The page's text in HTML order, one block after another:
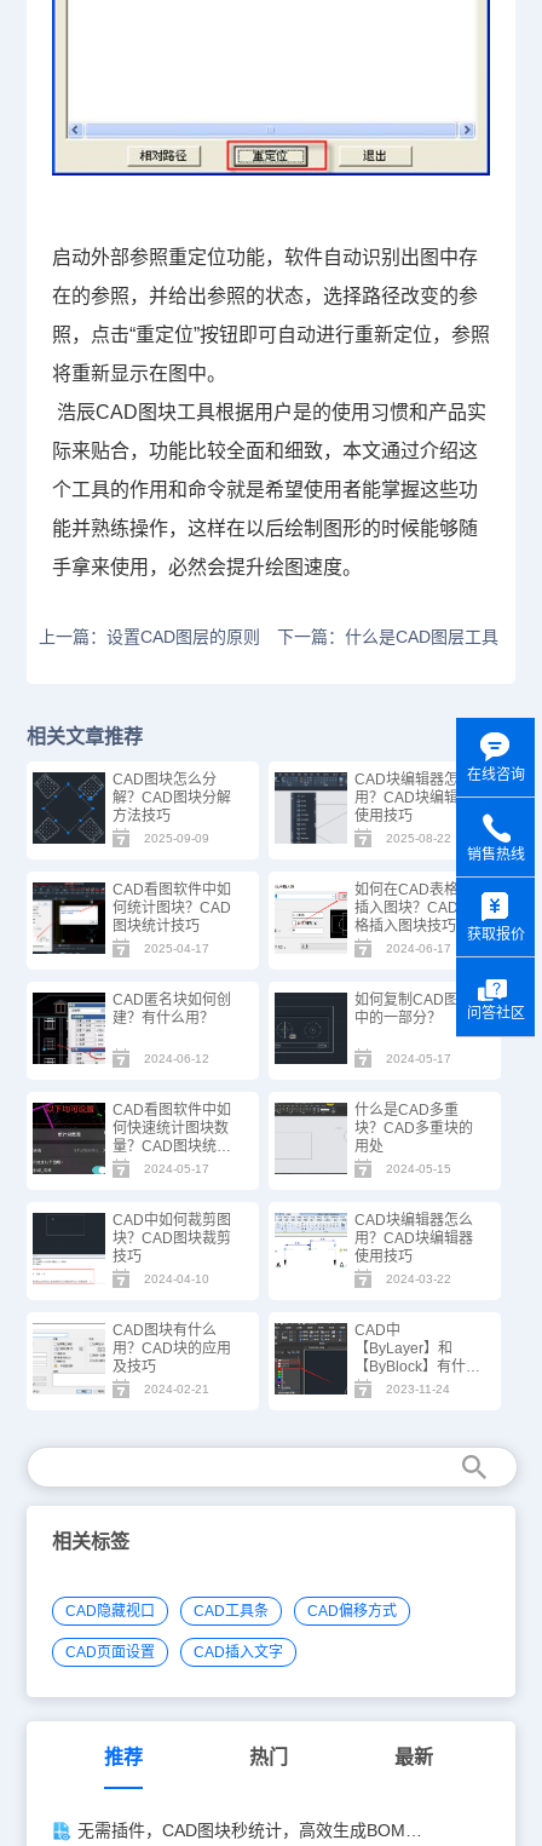
启动外部参照重定位功能，软件自动识别出图中存
在的参照，并给出参照的状态，选择路径改变的参
照，点击“重定位”按钮即可自动进行重新定位，参照
将重新显示在图中。
浩辰CAD图块工具根据用户是的使用习惯和产品实
际来贴合，功能比较全面和细致，本文通过介绍这
个工具的作用和命令就是希望使用者能掌握这些功
能并熟练操作，这样在以后绘制图形的时候能够随
手拿来使用，必然会提升绘图速度。
上一篇：设置CAD图层的原则 下一篇：什么是CAD图层工具
相关文章推荐
CAD图块怎么分
解？CAD图块分解
方法技巧
2025-09-09
CAD块编辑器怎么
用？CAD块编辑器
使用技巧
2025-08-22
CAD看图软件中如
何统计图块？CAD
图块统计技巧
2025-04-17
如何在CAD表格中
插入图块？CAD表
格插入图块技巧
2024-06-17
CAD匿名块如何创
建？有什么用？
2024-06-12
如何复制CAD图块
中的一部分？
2024-05-17
CAD看图软件中如
何快速统计图块数
量？CAD图块统计
技巧
2024-05-17
什么是CAD多重
块？CAD多重块的
用处
2024-05-15
CAD中如何裁剪图
块？CAD图块裁剪
技巧
2024-04-10
CAD块编辑器怎么
用？CAD块编辑器
使用技巧
2024-03-22
CAD图块有什么
用？CAD块的应用
及技巧
2024-02-21
CAD中
【ByLayer】和
【ByBlock】有什么
区别？2023-11-24
相关标签
CAD隐藏视口 CAD工具条 CAD偏移方式
CAD页面设置 CAD插入文字
推荐 热门 最新
在线咨询
销售热线
获取报价
问答社区